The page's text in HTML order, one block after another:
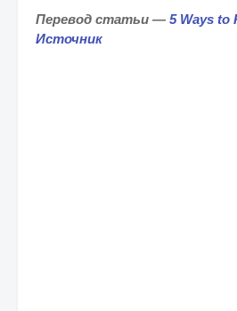
Перевод статьи — 5 Ways to
Источник